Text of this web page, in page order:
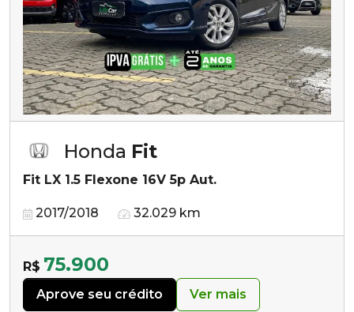
Honda Fit
Fit LX 1.5 Flexone 16V 5p Aut.
2017/2018 32.029 km
R$ 75.900
Aprove seu crédito Ver mais